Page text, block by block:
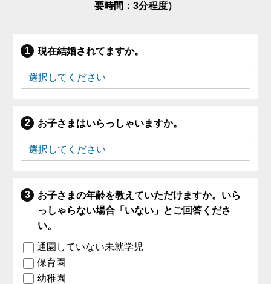
要時間：3分程度）
現在結婚されてますか。
お子さまはいらっしゃいますか。
お子さまの年齢を教えていただけますか。いら
っしゃらない場合「いない」とご回答くださ
い。
通園していない未就学児
保育園
幼稚園